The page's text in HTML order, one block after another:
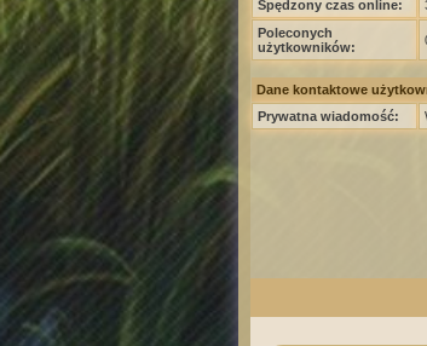
Spędzony czas online:
Poleconych
użytkowników:
Dane kontaktowe
Prywatna wiadomość: